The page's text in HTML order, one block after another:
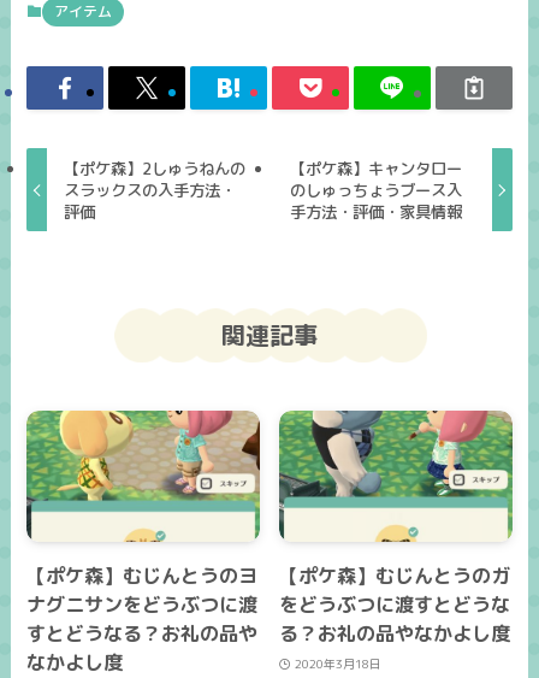
アイテム
【ポケ森】2しゅうねんの
スラックスの入手方法・
評価
【ポケ森】キャンタロー
のしゅっちょうブース入
手方法・評価・家具情報
関連記事
【ポケ森】むじんとうのヨ
ナグニサンをどうぶつに渡
すとどうなる？お礼の品や
なかよし度
【ポケ森】むじんとうのガ
をどうぶつに渡すとどうな
る？お礼の品やなかよし度
2020年3月18日